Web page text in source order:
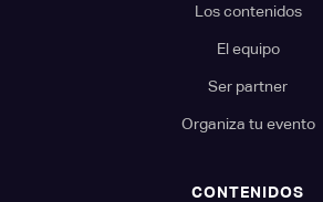
Los contenidos
El equipo
Ser partner
Organiza tu evento
CONTENIDOS